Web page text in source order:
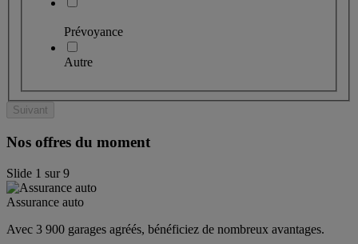
Prévoyance
Autre
Suivant
Nos offres du moment
Slide 1 sur9
Assurance auto
Avec 3 900 garages agréés, bénéficiez de nombreux avantages.